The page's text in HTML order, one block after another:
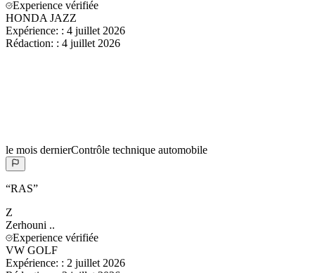
Experience vérifiée
HONDA JAZZ
Expérience: : 4 juillet 2026
Rédaction: : 4 juillet 2026
le mois dernierContrôle technique automobile
“RAS”
Z
Zerhouni ..
Experience vérifiée
VW GOLF
Expérience: : 2 juillet 2026